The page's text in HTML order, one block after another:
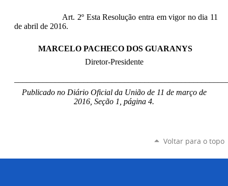
Art. 2º Esta Resolução entra em vigor no dia 11
de abril de 2016.
MARCELO PACHECO DOS GUARANYS
Diretor-Presidente
Publicado no Diário Oficial da União de 11 de março de
2016, Seção 1, página 4.
Voltar para o topo